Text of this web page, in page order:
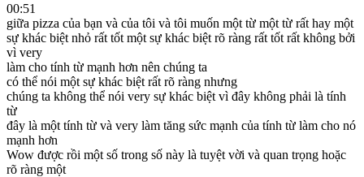
00:51
giữa pizza của bạn và của tôi và tôi muốn một từ một từ rất hay một
sự khác biệt nhỏ rất tốt một sự khác biệt rõ ràng rất tốt rất không bởi
vì very
làm cho tính từ mạnh hơn nên chúng ta
có thể nói một sự khác biệt rất rõ ràng nhưng
chúng ta không thể nói very sự khác biệt vì đây không phải là tính
từ
đây là một tính từ và very làm tăng sức mạnh của tính từ làm cho nó
mạnh hơn
Wow được rồi một số trong số này là tuyệt vời và quan trọng hoặc
rõ ràng một